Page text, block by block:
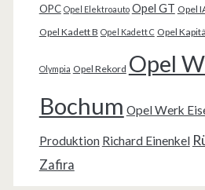
OPC Opel Elektroauto Opel GT Opel
Opel Kadett B Opel Kadett C Opel
Olympia Opel Rekord Opel
Bochum Opel Werk
Produktion Richard Einenkel
Zafira